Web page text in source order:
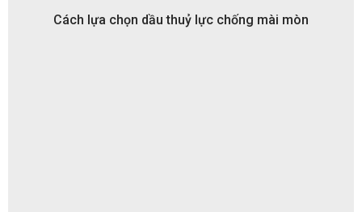
Cách lựa chọn dầu thuỷ lực chống mài mòn